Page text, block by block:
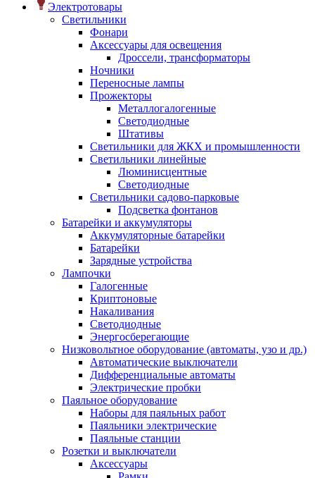
Электротовары
Светильники
Фонари
Аксессуары для освещения
Дроссели, трансформаторы
Ночники
Переносные лампы
Прожекторы
Металлогалогенные
Светодиодные
Штативы
Светильники для ЖКХ и промышленности
Светильники линейные
Люминисцентные
Светодиодные
Светильники садово-парковые
Подсветка фонтанов
Батарейки и аккумуляторы
Аккумуляторные батарейки
Батарейки
Зарядные устройства
Лампочки
Галогенные
Криптоновые
Накаливания
Светодиодные
Энергосберегающие
Низковольтное оборудование (автоматы, узо и др.)
Автоматические выключатели
Дифференциальные автоматы
Электрические пробки
Паяльное оборудование
Наборы для паяльных работ
Паяльники электрические
Паяльные станции
Розетки и выключатели
Аксессуары